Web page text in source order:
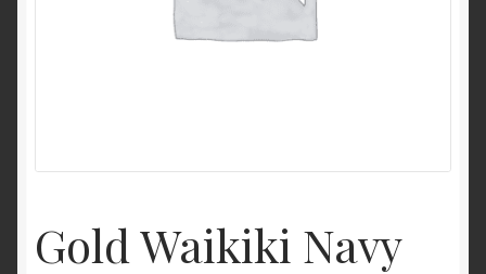
Gold Waikiki Navy